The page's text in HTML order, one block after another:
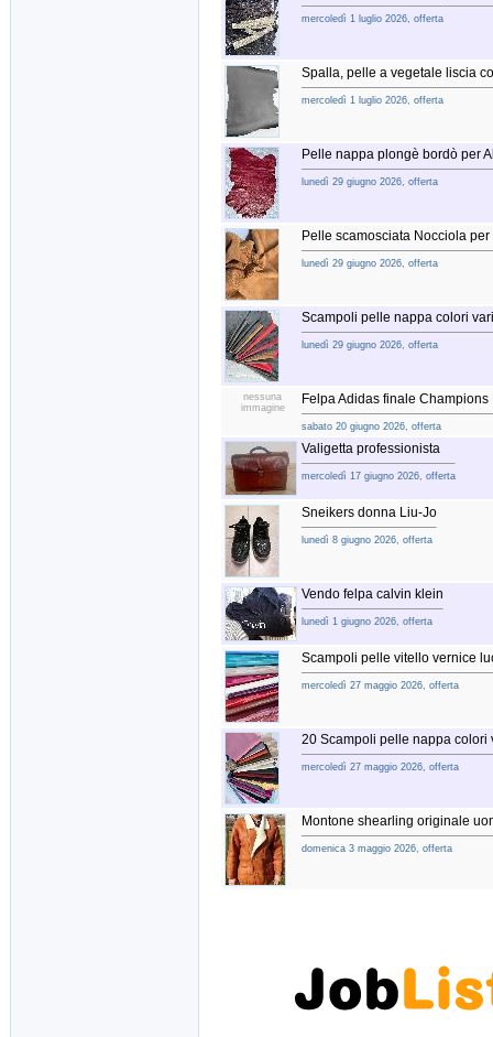
mercoledì 1 luglio 2026, offerta
Spalla, pelle a vegetale liscia
mercoledì 1 luglio 2026, offerta
Pelle nappa plongè bordò per
lunedì 29 giugno 2026, offerta
Pelle scamosciata Nocciola
lunedì 29 giugno 2026, offerta
Scampoli pelle nappa colori
lunedì 29 giugno 2026, offerta
nessuna
immagine
Felpa Adidas finale
sabato 20 giugno 2026, offerta
Valigetta professionista
mercoledì 17 giugno 2026, offerta
Sneikers donna Liu-Jo
lunedì 8 giugno 2026, offerta
Vendo felpa calvin klein
lunedì 1 giugno 2026, offerta
Scampoli pelle vitello vernice
mercoledì 27 maggio 2026, offerta
20 Scampoli pelle nappa colori
mercoledì 27 maggio 2026, offerta
Montone shearling originale
domenica 3 maggio 2026, offerta